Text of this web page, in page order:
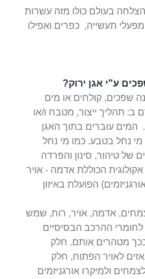
בעולם כולו מזה עשרות
תעשייה, כפרים ואפילו
ע"י אגן ירוק?
שפכים, קולחים או מים
ב: תהליך ייצור, מטבח ו/או
. המים עוברים בתוך האגן
נחל בטבע. כמו מי נחל
של טיהור, סינון והפרדה
הכוללת אדמה - אויר
הפועלת באיזון
צמחים, אדמה, אויר, רוח, שמש
ההרכב הבסיסיים
מטהרים אותם. חלק
לאויר הפתוח, חלק
ולמיקרו אורגניזמים